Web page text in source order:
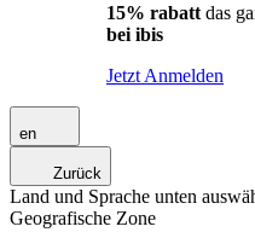
15% rabatt das
bei ibis
Jetzt Anmelden
en
Zurück
Land und Sprache unten
Geografische Zone